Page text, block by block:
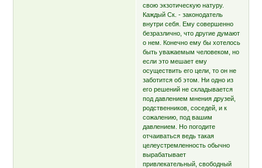
свою экзотическую натуру.
Каждый Ск. - законодатель
внутри себя. Ему совершенно
безразлично, что другие думают
о нем. Конечно ему бы хотелось
быть уважаемым человеком, но
если это мешает ему
осуществить его цели, то он не
заботится об этом. Ни одно из
его решений не складывается
под давлением мнения друзей,
родственников, соседей, и к
сожалению, под вашим
давлением. Но погодите
отчаиваться ведь такая
целеустремленность обычно
вырабатывает
привлекательный, свободный